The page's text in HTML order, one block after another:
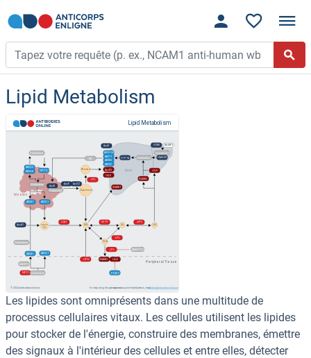
Lipid Metabolism
Les lipides sont omniprésents dans une multitude de
processus cellulaires vitaux. Les cellules utilisent les lipides
pour stocker de l'énergie, construire des membranes, émettre
des signaux à l'intérieur des cellules et entre elles, détecter